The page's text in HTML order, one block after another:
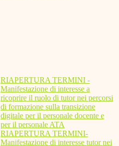
RIAPERTURA TERMINI -
Manifestazione di interesse a
ricoprire il ruolo di tutor nei percorsi
di formazione sulla transizione
digitale per il personale docente e
per il personale ATA
RIAPERTURA TERMINI-
Manifestazione di interesse tutor nei